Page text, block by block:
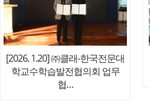
[2026. 1.20] ㈜클래-한국전문대
학교수학습발전협의회 업무
협…